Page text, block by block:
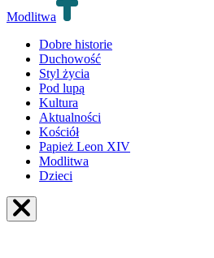
Modlitwa
Dobre historie
Duchowość
Styl życia
Pod lupą
Kultura
Aktualności
Kościół
Papież Leon XIV
Modlitwa
Dzieci